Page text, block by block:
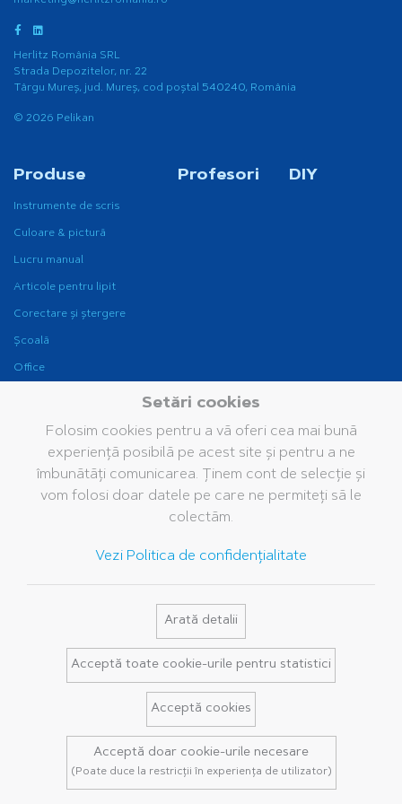
Herlitz România SRL
Strada Depozitelor, nr. 22
Târgu Mureș, jud. Mureș, cod poștal 540240, România
© 2026 Pelikan
Produse
Instrumente de scris
Culoare & pictură
Lucru manual
Articole pentru lipit
Corectare și ștergere
Școală
Office
Fine Writing
Profesori DIY
Companie
Grupul Pelikan
Sustenabilitate
Brand
Istoria noastră
Servicii
Cataloage
Întrebări frecvente
Contact
Politica de Confidențialitate
Termeni și condiții
Setări cookies
Folosim cookies pentru a vă oferi cea mai bună
experiență posibilă pe acest site și pentru a ne
îmbunătăți comunicarea. Ținem cont de selecție și
vom folosi doar datele pe care ne permiteți să le
colectăm.
Vezi Politica de confidențialitate
Arată detalii
Acceptă toate cookie-urile pentru statistici
Acceptă cookies
Acceptă doar cookie-urile necesare
(Poate duce la restricții în experiența de utilizator)